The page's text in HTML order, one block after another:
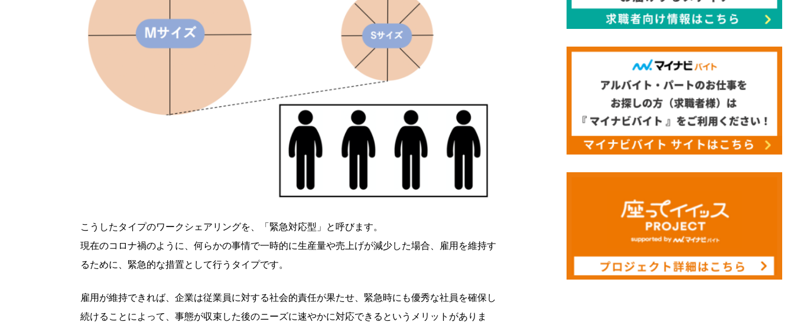
こうしたタイプのワークシェアリングを、「緊急対応型」と呼びます。
現在のコロナ禍のように、何らかの事情で一時的に生産量や売上げが減少した場合、雇用を維持す
るために、緊急的な措置として行うタイプです。
雇用が維持できれば、企業は従業員に対する社会的責任が果たせ、緊急時にも優秀な社員を確保し
続けることによって、事態が収束した後のニーズに速やかに対応できるというメリットがありま